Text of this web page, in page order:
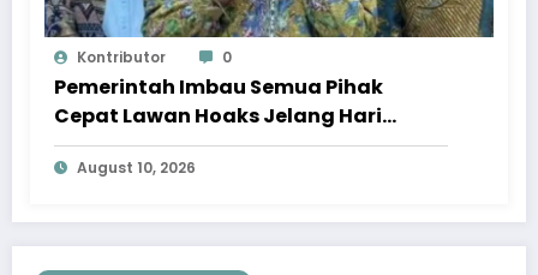
Kontributor 0
Pemerintah Imbau Semua Pihak
Cepat Lawan Hoaks Jelang Hari
Kemerdekaan
August 10, 2026